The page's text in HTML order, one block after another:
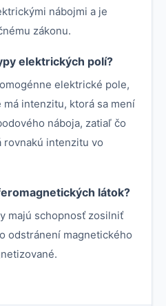
nábojmi a je
zákonu.
elektrických polí?
elektrické pole,
intenzitu, ktorá sa mení
náboja, zatiaľ čo
rovnakú intenzitu vo
látok?
majú schopnosť zosilniť
odstránení magnetického